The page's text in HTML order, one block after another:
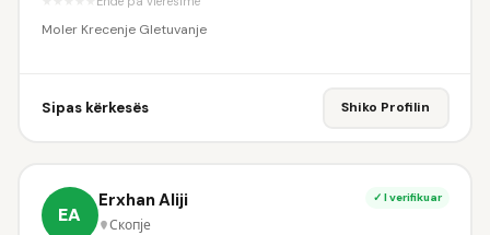
Moler Krecenje Gletuvanje
Sipas kërkesës Shiko Profilin
EA
Erxhan Aliji
Скопје
✓ I verifikuar